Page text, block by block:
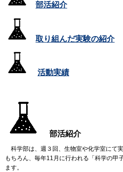
部活紹介
取り組んだ実験の紹介
活動実績
部活紹介
科学部は、週３回、生物室や化学室にて
もちろん、毎年11月に行われる「科学の甲
ます。